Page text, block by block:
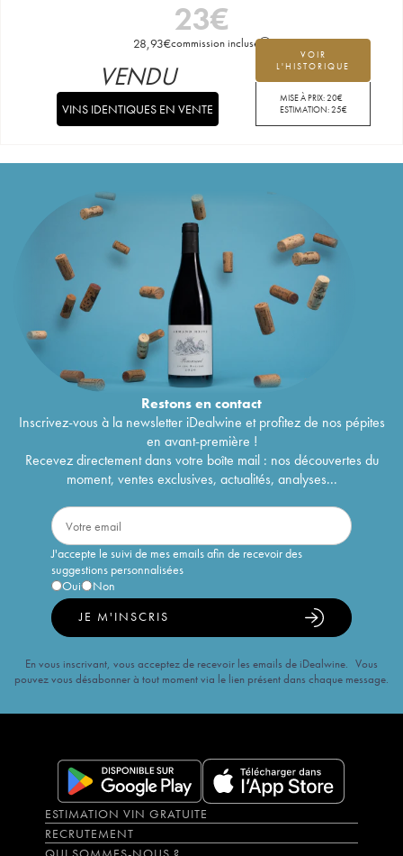
23€
28,93€commission incluse
VOIR
L'HISTORIQUE
MISE À PRIX:20€
ESTIMATION:25€
VENDU
VINS IDENTIQUES EN VENTE
Restons encontact
Inscrivez-vous à la newsletter iDealwine et profitez de nos pépites
en avant-première !
Recevez directement dans votre boîte mail : nos découvertes du
moment, ventes exclusives, actualités, analyses...
J'accepte le suivi de mes emails afin de recevoir des
suggestions personnalisées
Oui
Non
JE M'INSCRIS
En vous inscrivant, vous acceptez de recevoir les emails de iDealwine. Vous
pouvez vous désabonner à tout moment via le lien présent dans chaque message.
ESTIMATION VIN GRATUITE
RECRUTEMENT